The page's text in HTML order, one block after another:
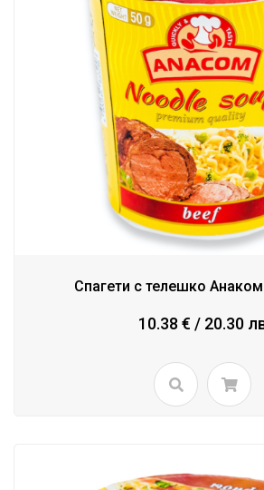
Спагети с телешко Анаком
10.38 € / 20.30